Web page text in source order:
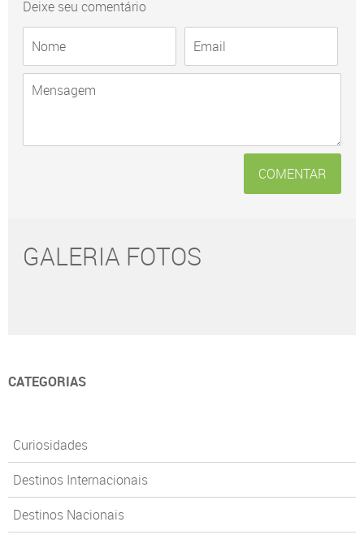
Deixe seu comentário
COMENTAR
GALERIA FOTOS
CATEGORIAS
Curiosidades
Destinos Internacionais
Destinos Nacionais